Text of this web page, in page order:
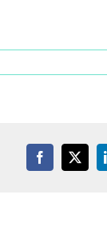
Facebook
X